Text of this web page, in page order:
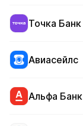
Точка Банк
Авиасейлс
Альфа Банк